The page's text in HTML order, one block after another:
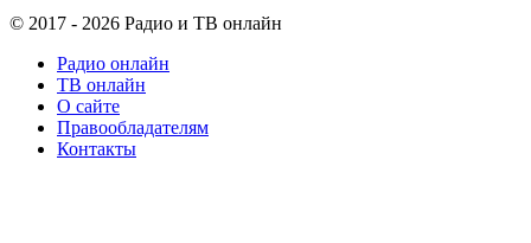
© 2017 - 2026 Радио и ТВ онлайн
Радио онлайн
ТВ онлайн
О сайте
Правообладателям
Контакты